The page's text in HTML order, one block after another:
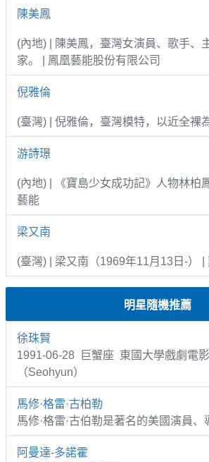
陳美鳳
(內地) | 陳美鳳，臺灣女演員、歌手、
家。 | 鳳凰藝能股份有限公司
倪雅倫
(臺灣) | 倪雅倫，臺灣模特，以近全裸
游詩璟
(內地) | 《寶島少女成功記》人物林柏
藝能
梁又南
(臺灣) | 梁又南（1969年11月13日-） |
明星隨機推薦
徐珠賢
1991-06-28 巨蟹座 東國大學戲劇電
（Seohyun）
馬修·格雷·古柏勒
馬修·格雷·古伯勒是著名的美國演員、
阿曼達-多諾霍